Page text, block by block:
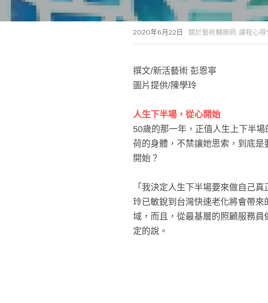
2020年6月22日 · 關於藝術輔療師, 課程心得
撰文/新活藝術 彭恩寧
圖片提供/陳學玲
人生下半場，從心開始
50歲的那一年，正值人生上下半
荷的身體，不禁讓她思索，到底
開始？
「我決定人生下半場要來做自己
玲已敏銳到台灣快速老化將會帶
域，而且，從最基層的照顧服務
定的說。